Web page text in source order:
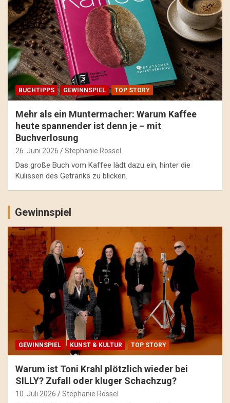
BUCHTIPPS GEWINNSPIEL TOP STORY
Mehr als ein Muntermacher: Warum Kaffee
heute spannender ist denn je – mit
Buchverlosung
26. Juni 2026 Stephanie Rössel
Das große Buch vom Kaffee lädt dazu ein, hinter die
Kulissen des Getränks zu blicken.
Gewinnspiel
GEWINNSPIEL KUNST & KULTUR TOP STORY
Warum ist Toni Krahl plötzlich wieder bei
SILLY? Zufall oder kluger Schachzug?
10. Juli 2026 Stephanie Rössel